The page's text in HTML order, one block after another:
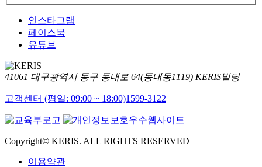
인스타그램
페이스북
유튜브
41061 대구광역시 동구 동내로 64(동내동1119) KERIS빌딩
고객센터 (평일: 09:00 ~ 18:00)1599-3122
Copyright© KERIS. ALL RIGHTS RESERVED
이용약관